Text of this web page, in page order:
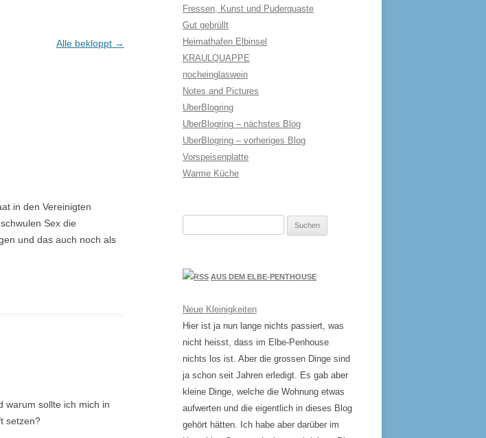
Alle bekloppt →
in den Vereinigten
Sex die
und das auch noch als
warum sollte ich mich in
setzen?
Fressen, Kunst und Puderquaste
Gut gebrüllt
Heimathafen Elbinsel
KRAULQUAPPE
nocheinglaswein
Notes and Pictures
UberBlogring
UberBlogring – nächstes Blog
UberBlogring – vorheriges Blog
Vorspeisenplatte
Warme Küche
AUS DEM ELBE-PENTHOUSE
Neue Kleinigkeiten
Hier ist ja nun lange nichts passiert, was
nicht heisst, dass im Elbe-Penhouse
nichts los ist. Aber die grossen Dinge sind
ja schon seit Jahren erledigt. Es gab aber
kleine Dinge, welche die Wohnung etwas
aufwerten und die eigentlich in dieses Blog
gehört hätten. Ich habe aber darüber im